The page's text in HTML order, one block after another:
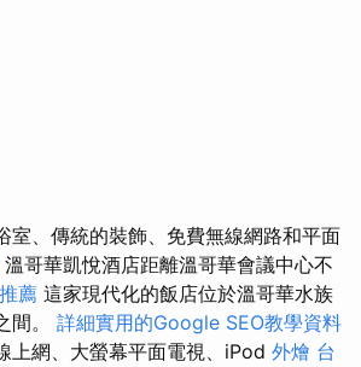
室、傳統的裝飾、免費無線網路和平面
溫哥華凱悅酒店距離溫哥華會議中心不
薦 這家現代化的飯店位於溫哥華水族
間。 詳細實用的Google SEO教學資料
上網、大螢幕平面電視、iPod 外燴 台